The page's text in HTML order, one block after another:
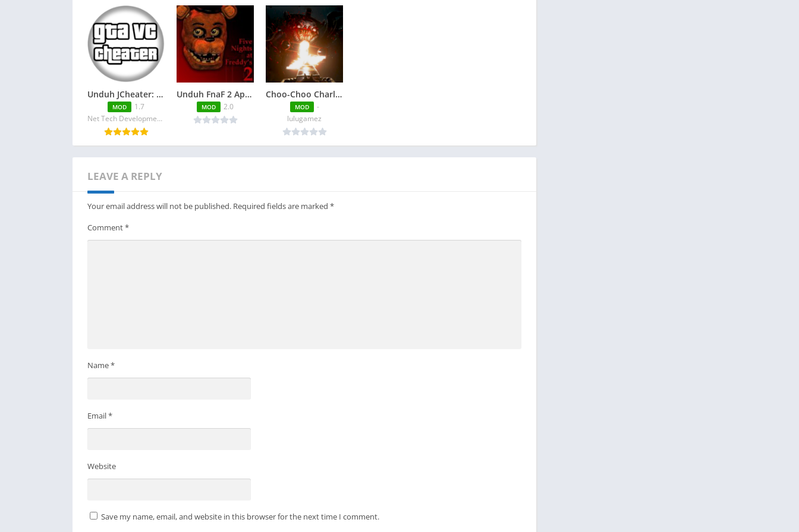
Unduh JCheater: Vice City Edition Mod Apk 1.7 [Paid for free][Free purchase]
MOD
1.7
Net Tech Development Ltd
Unduh FnaF 2 Apk Mod 2.0 Full Version For Android
MOD 2.0
Choo-Choo Charles Apk v7 Free Download
MOD
-
lulugamez
LEAVE A REPLY
Your email address will not be published. Required fields are marked *
Comment*
Name*
Email*
Website
Save my name, email, and website in this browser for the next time I comment.